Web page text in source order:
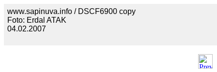
www.sapinuva.info / DSCF6900 copy
Foto: Erdal ATAK
04.02.2007